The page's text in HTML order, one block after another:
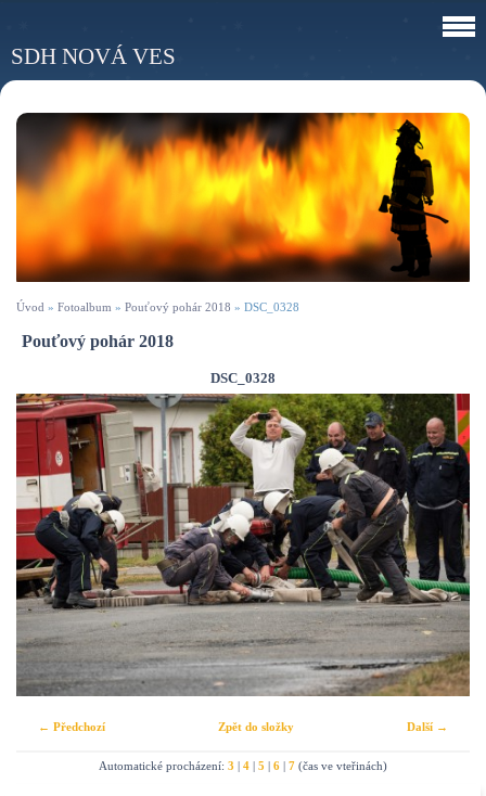
SDH NOVÁ VES
Úvod » Fotoalbum » Pouťový pohár 2018 » DSC_0328
Pouťový pohár 2018
DSC_0328
← Předchozí Další →
Zpět do složky
Automatické procházení: 3 | 4 | 5 | 6 | 7 (čas ve vteřinách)